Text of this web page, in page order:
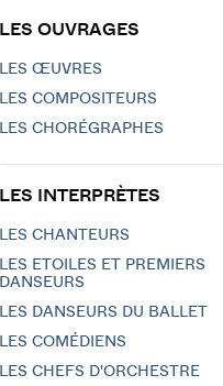
LES OUVRAGES
LES ŒUVRES
LES COMPOSITEURS
LES CHORÉGRAPHES
LES INTERPRÈTES
LES CHANTEURS
LES ETOILES ET PREMIERS
DANSEURS
LES DANSEURS DU BALLET
LES COMÉDIENS
LES CHEFS D'ORCHESTRE